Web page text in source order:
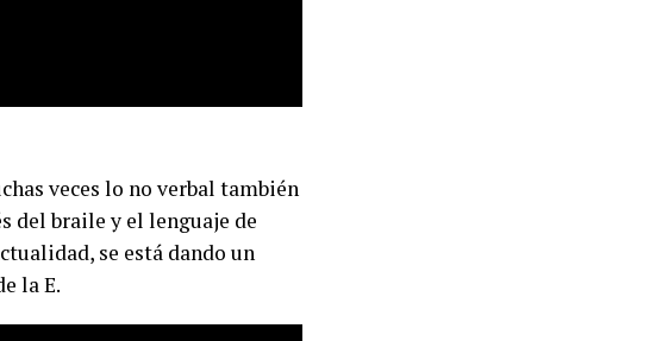
veces lo no verbal también
del braile y el lenguaje de
se está dando un
la E.